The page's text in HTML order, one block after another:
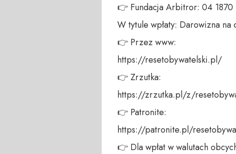
👉 Fundacja Arbitror: 04
W tytule wpłaty: Darowizna
👉 Przez www:
https://resetobywatelski.pl/
👉 Zrzutka:
https://zrzutka.pl/z/
👉 Patronite:
https://patronite.pl/
👉 Dla wpłat w walutach